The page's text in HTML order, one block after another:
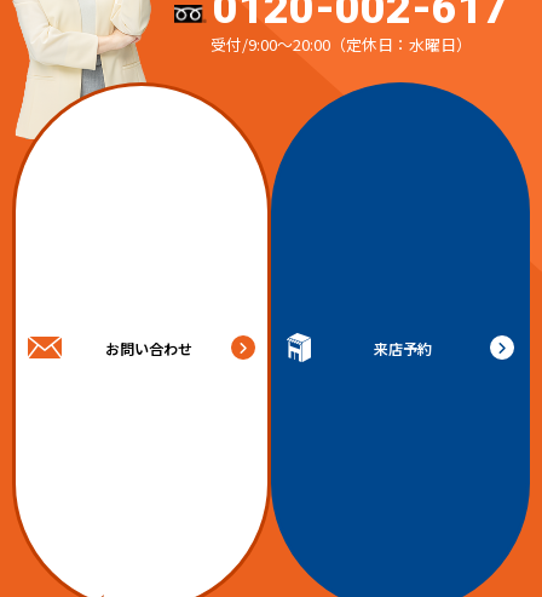
受付/9:00～20:00（定休日：水曜日）
お問い合わせ 来店予約